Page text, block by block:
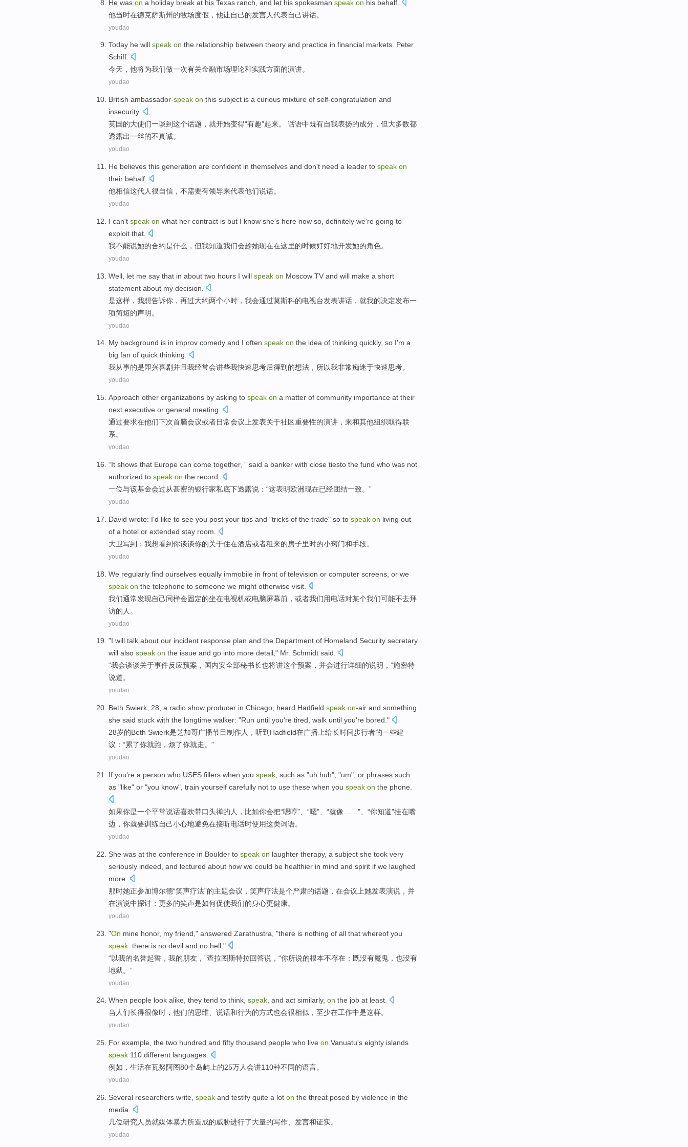
He was on a holiday break at his Texas ranch , and let his spokesman speak on his behalf
他当时在德克萨斯州的牧场度假 ，他让自己的发言人代表自己讲话。
youdao
Today he will speak on the relationship between theory and practice in financial markets. Peter
Schiff.
今天 ， 他将为我们做一次有关金融市场理论和实践方面的演讲。
youdao
British ambassador-speak on this subject is a curious mixture of self-congratulation and
insecurity.
英国的大使们一谈到这个话题 ，就开始变得“有趣”起来。 话语中 既有自我表扬的成分，但大多数都
透露出一丝的不真诚。
youdao
He believes this generation are confident in themselves and don't need a leader to speak on
their behalf
他相信这代人很自信， 不需要有领导来代表他们说话。
youdao
I can't speak on what her contract is but I know she's here now so, definitely we're going to
exploit that.
我不能说她的合约是什么 ， 但我知道我们会趁她现在在这里的时候好好地开发她的角色。
youdao
Well , let me say that in about two hours I will speak on Moscow TV and will make a short
statement about my decision
是这样 ， 我想告诉你 ，再过大约两个小时 ， 我会通过莫斯科的电视台发表讲话 ，就我的决定发布一
项简短的声明。
youdao
My background is in improv comedy and I often speak on the idea of thinking quickly, so I'm a
big fan of quick thinking.
我从事的是即兴喜剧 并且 我经常会讲些我快速思考后得到的想法 ， 所以我非常痴迷于快速思考。
youdao
Approach other organizations by asking to speak on a matter of community importance at their
next executive or general meeting
通过要求在他们下次首脑会议或者日常会议上发表关于社区重要性的演讲 ， 来和其他组织取得联
系。
youdao
“It shows that Europe can come together, ” said a banker with close tiesto the fund who was not
authorized to speak on the record.
一位与该基金会过从甚密的银行家私底下透露说：“这表明欧洲现在已经团结一致。”
youdao
David wrote: I'd like to see you post your tips and "tricks of the trade" so to speak on living out
of a hotel or extended stay room
大卫写到 ： 我想看到你谈谈你的关于住在酒店或者租来的房子里时的小窍门和手段。
youdao
We regularly find ourselves equally immobile in front of television or computer screens or we
speak on the telephone to someone we might otherwise visit
我们通常发现自己同样会固定的坐在电视机或电脑屏幕前 ， 或者我们用电话对某个我们可能不去拜
访的人。
youdao
"I will talk about our incident response plan and the Department of Homeland Security secretary
will also speak on the issue and go into more detail," Mr. Schmidt said.
“我会谈谈关于事件反应预案 ， 国内安全部秘书长也将讲这个预案 ， 并会进行详细的说明，”施密特
说道。
youdao
Beth Swierk 28 , a radio show producer in Chicago heard Hadfield speak on-air and something
she said stuck with the longtime walker: "Run until you're tired walk until you're bored."
28岁的Beth Swierk是芝加哥广播节目制作人 ， 听到 Hadfield在广播上给长时间步行者的一些建
议：“累了你就跑 ，烦了你就走。”
youdao
If you're a person who USES fillers when you speak such as "uh huh", "um", or phrases such
as "like" or "you know", train yourself carefully not to use these when you speak on the phone
如果你是一个平常说话喜欢带口头禅的 人 ， 比如你会把“嗯哼”、“嗯”、“就像……”、“你知道”挂在嘴
边，你就要训练自己小心地避免在接听电话时使用这类词语。
youdao
She was at the conference in Boulder to speak on laughter therapy, a subject she took very
seriously indeed, and lectured about how we could be healthier in mind and spirit if we laughed
more
那时她正参加博尔德“笑声疗法”的主题会议 ，笑声疗法是个严肃的话题， 在会议上她发表演说 ， 并
在演说中探讨： 更多的笑声是如何促使我们的身心更健康。
youdao
"On mine honor, my friend ," answered Zarathustra , "there is nothing of all that whereof you
speak: there is no devil and no hell ."
“以我的名誉起誓， 我的朋友 ，”查拉图斯特拉回答说 ，“你所说的根本不存在 ：既没有魔鬼 ，也没有
地狱。”
youdao
When people look alike, they tend to think, speak, and act similarly, on the job at least.
当 人们长得很像时， 他们的思维、 说话和行为的方式也会很相似，至少在工作中是这样。
youdao
For example , the two hundred and fifty thousand people who live on Vanuatu's eighty islands
speak 110 different languages
例如 ， 生活在瓦努阿图80个岛屿上的25万人会讲110种不同的语言。
youdao
Several researchers write speak and testify quite a lot on the threat posed by violence in the
media.
几位研究人员就媒体暴力所造成的威胁进行了大量的写作 发言和证实。
youdao